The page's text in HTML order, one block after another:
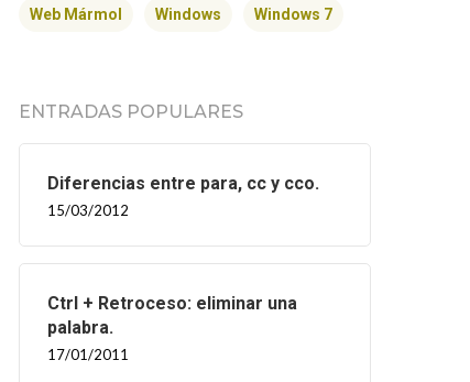
Web Mármol Windows Windows 7
ENTRADAS POPULARES
Diferencias entre para, cc y cco.
15/03/2012
Ctrl + Retroceso: eliminar una
palabra.
17/01/2011